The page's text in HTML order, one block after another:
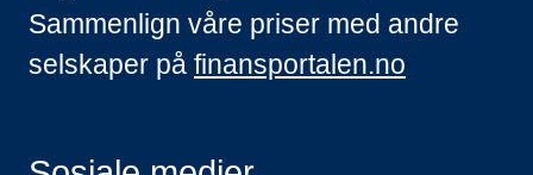
Sammenlign våre priser med andre
selskaper på finansportalen.no